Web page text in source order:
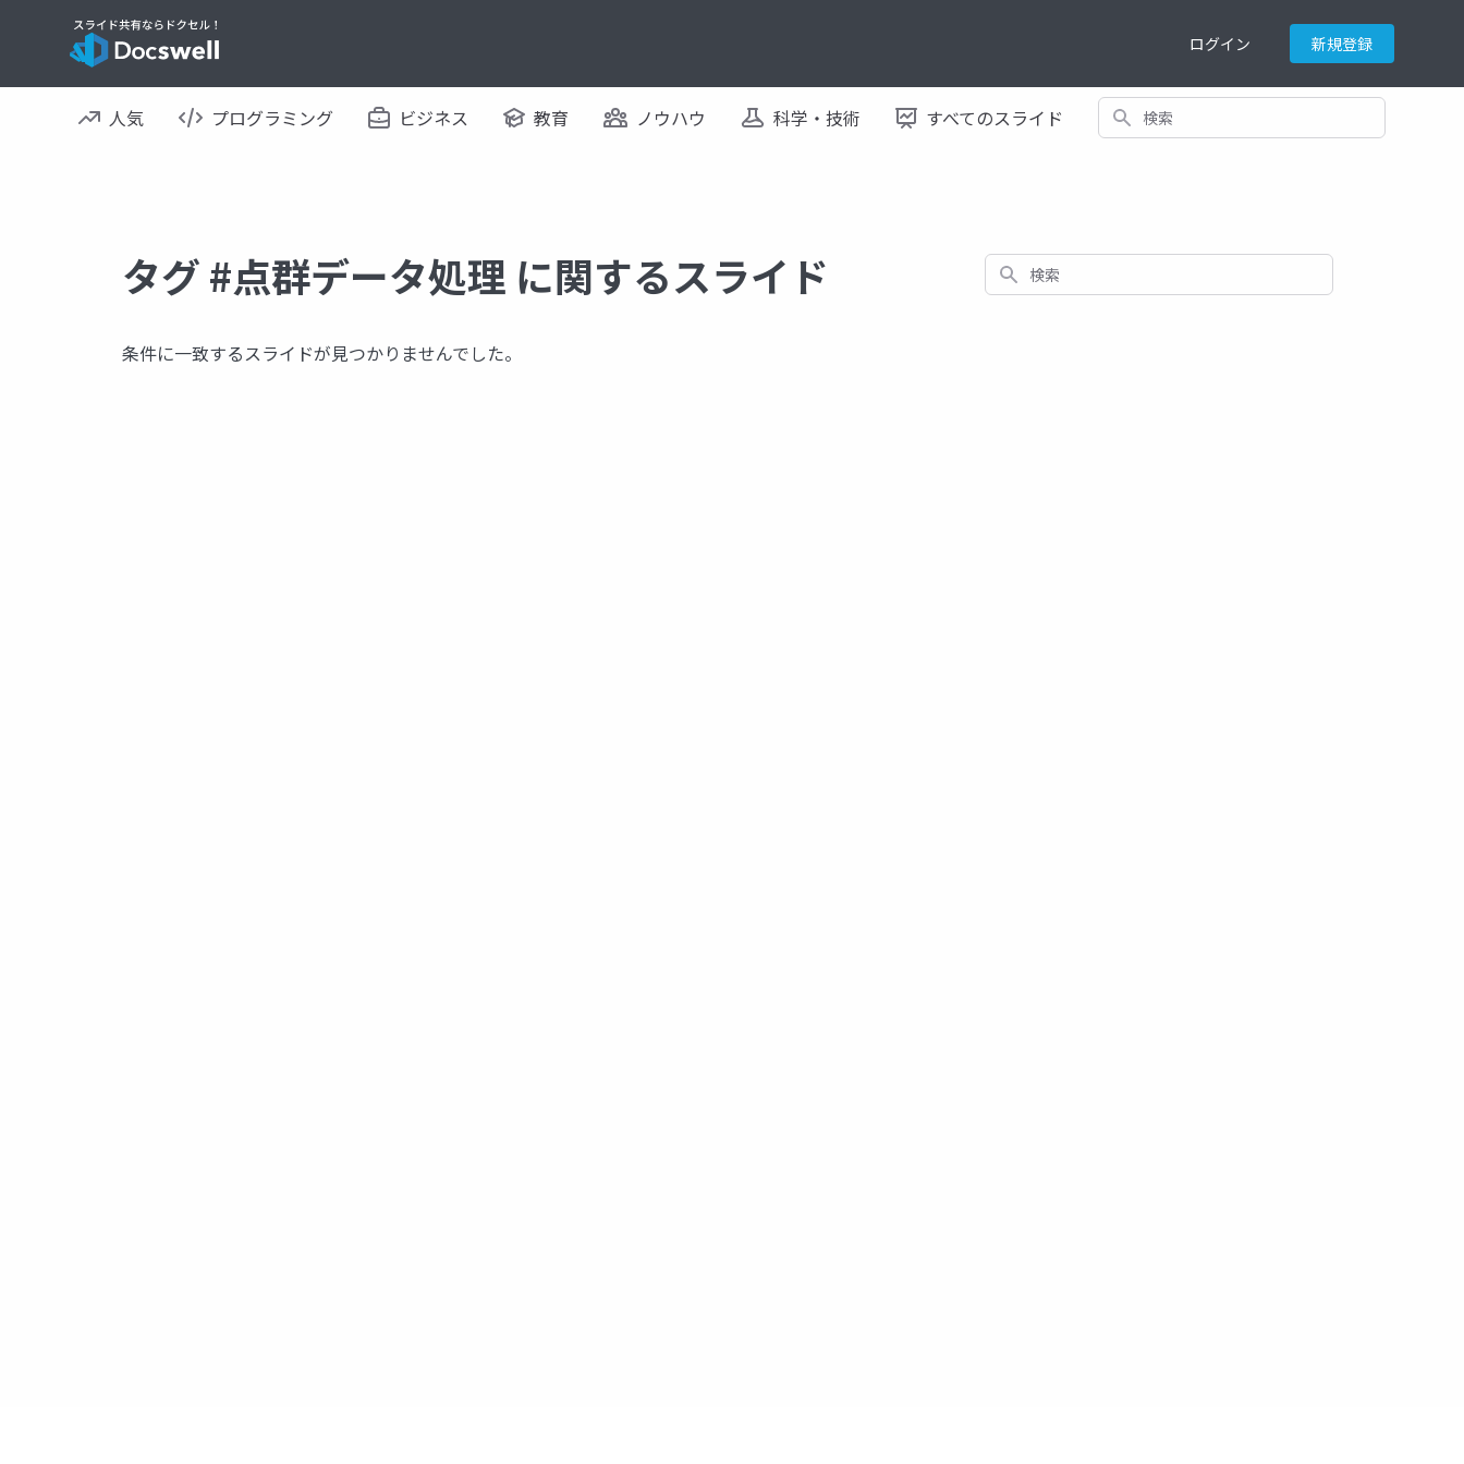
ログイン 新規登録
人気 プログラミング ビジネス 教育 ノウハウ 科学・技術 すべてのスライド 検索
タグ #点群データ処理 に関するスライド 検索
条件に一致するスライドが見つかりませんでした。